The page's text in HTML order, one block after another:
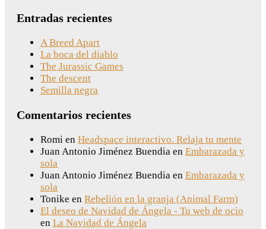
Entradas recientes
A Breed Apart
La boca del diablo
The Jurassic Games
The descent
Semilla negra
Comentarios recientes
Romi en Headspace interactivo. Relaja tu mente
Juan Antonio Jiménez Buendia en Embarazada y
sola
Juan Antonio Jiménez Buendia en Embarazada y
sola
Tonike en Rebelión en la granja (Animal Farm)
El deseo de Navidad de Ángela - Tu web de ocio
en La Navidad de Ángela